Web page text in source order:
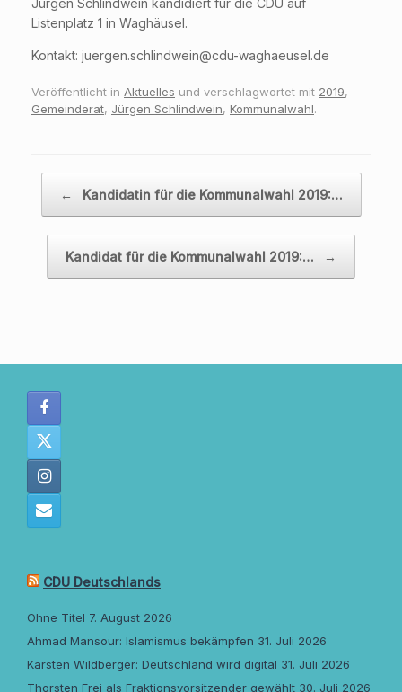
Jürgen Schlindwein kandidiert für die CDU auf
Listenplatz 1 in Waghäusel.
Kontakt: juergen.schlindwein@cdu-waghaeusel.de
Veröffentlicht in Aktuelles und verschlagwortet mit 2019,
Gemeinderat, Jürgen Schlindwein, Kommunalwahl.
← Kandidatin für die Kommunalwahl 2019:…
Kandidat für die Kommunalwahl 2019:… →
CDU Deutschlands
Ohne Titel 7. August 2026
Ahmad Mansour: Islamismus bekämpfen 31. Juli 2026
Karsten Wildberger: Deutschland wird digital 31. Juli 2026
Thorsten Frei als Fraktionsvorsitzender gewählt 30. Juli 2026